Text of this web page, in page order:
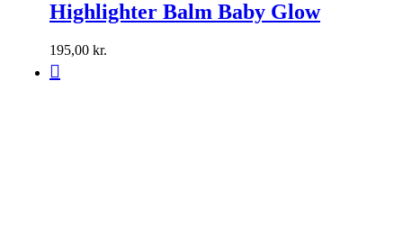
Highlighter Balm Baby Glow
195,00 kr.